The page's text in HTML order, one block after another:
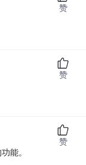
赞
赞
能。
赞